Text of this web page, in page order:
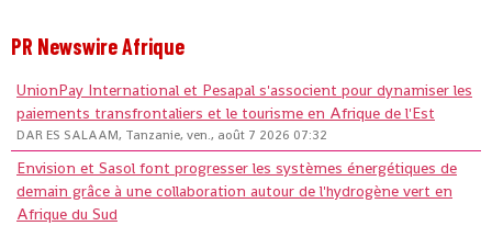
PR Newswire Afrique
UnionPay International et Pesapal s'associent pour dynamiser les
paiements transfrontaliers et le tourisme en Afrique de l'Est
DAR ES SALAAM, Tanzanie, ven., août 7 2026 07:32
Envision et Sasol font progresser les systèmes énergétiques de
demain grâce à une collaboration autour de l'hydrogène vert en
Afrique du Sud